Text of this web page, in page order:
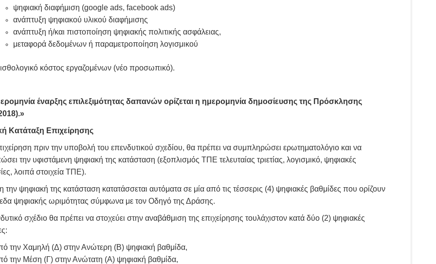
ψηφιακή διαφήμιση (google ads, facebook ads)
ανάπτυξη ψηφιακού υλικού διαφήμισης
ανάπτυξη ή/και πιστοποίηση ψηφιακής πολιτικής ασφάλειας,
μεταφορά δεδομένων ή παραμετροποίηση λογισμικού
κόστος εργαζομένων (νέο προσωπικό).
έναρξης επιλεξιμότητας δαπανών ορίζεται η ημερομηνία δημοσίευσης της Πρόσκλησης
Κατάταξη Επιχείρησης
πριν την υποβολή του επενδυτικού σχεδίου, θα πρέπει να συμπληρώσει ερωτηματολόγιο και να
την υφιστάμενη ψηφιακή της κατάσταση (εξοπλισμός ΤΠΕ τελευταίας τριετίας, λογισμικό, ψηφιακές
λοιπά στοιχεία ΤΠΕ).
την ψηφιακή της κατάσταση κατατάσσεται αυτόματα σε μία από τις τέσσερις (4) ψηφιακές βαθμίδες που ορίζουν
ψηφιακής ωριμότητας σύμφωνα με τον Οδηγό της Δράσης.
σχέδιο θα πρέπει να στοχεύει στην αναβάθμιση της επιχείρησης τουλάχιστον κατά δύο (2) ψηφιακές
την Χαμηλή (Δ) στην Ανώτερη (Β) ψηφιακή βαθμίδα,
την Μέση (Γ) στην Ανώτατη (Α) ψηφιακή βαθμίδα,